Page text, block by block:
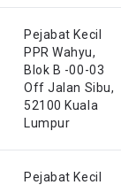
Pejabat Kecil
PPR Wahyu,
Blok B -00-03
Off Jalan Sibu,
52100 Kuala
Lumpur
Pejabat Kecil